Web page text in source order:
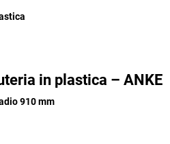
in plastica – ANKE
910 mm